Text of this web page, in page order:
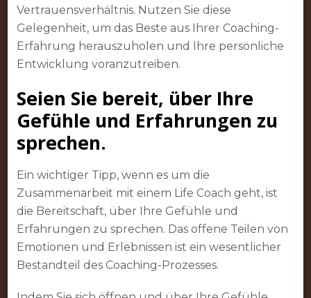
Vertrauensverhältnis. Nutzen Sie diese
Gelegenheit, um das Beste aus Ihrer Coaching-
Erfahrung herauszuholen und Ihre persönliche
Entwicklung voranzutreiben.
Seien Sie bereit, über Ihre
Gefühle und Erfahrungen zu
sprechen.
Ein wichtiger Tipp, wenn es um die
Zusammenarbeit mit einem Life Coach geht, ist
die Bereitschaft, über Ihre Gefühle und
Erfahrungen zu sprechen. Das offene Teilen von
Emotionen und Erlebnissen ist ein wesentlicher
Bestandteil des Coaching-Prozesses.